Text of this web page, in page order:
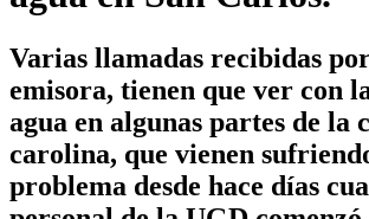
Varias llamadas recibidas
emisora, tienen que ver con
agua en algunas partes de la
carolina, que vienen
problema desde hace días